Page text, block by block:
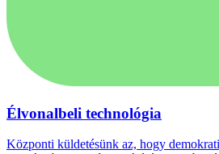
Élvonalbeli technológia
Központi küldetésünk az, hogy